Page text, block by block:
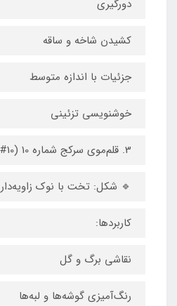
دورگیری
کشیدن شاخه و ساقه
جزئیات با اندازه متوسط
خوشنویسی تزئینی
3. قلم‌موی سرکج شماره 10 (Angular Brush #10)
🔹 شکل: تخت با نوک زاویه‌دار
کاربردها:
نقاشی برگ و گل
رنگ‌آمیزی گوشه‌ها و لبه‌ها